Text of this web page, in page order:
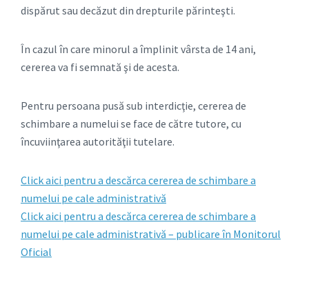
dispărut sau decăzut din drepturile părinteşti.
În cazul în care minorul a împlinit vârsta de 14 ani,
cererea va fi semnată şi de acesta.
Pentru persoana pusă sub interdicţie, cererea de
schimbare a numelui se face de către tutore, cu
încuviinţarea autorităţii tutelare.
Click aici pentru a descărca cererea de schimbare a
numelui pe cale administrativă
Click aici pentru a descărca cererea de schimbare a
numelui pe cale administrativă – publicare în Monitorul
Oficial